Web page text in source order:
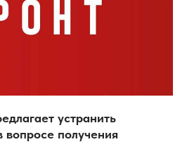
устранить
вопросе получения